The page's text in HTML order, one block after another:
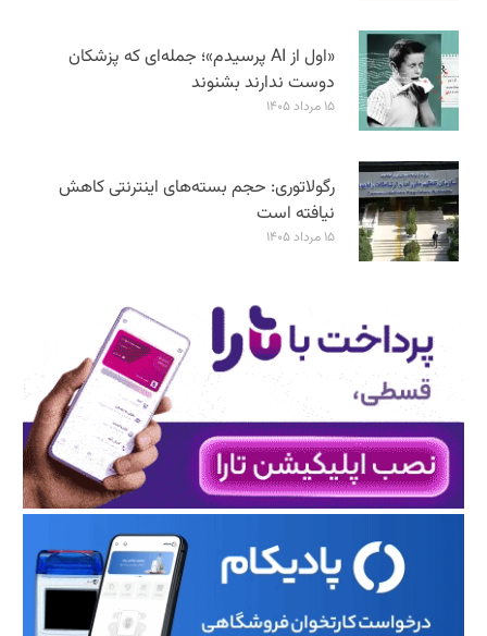
«اول از AI پرسیدم»؛ جمله‌ای که پزشکان
دوست ندارند بشنوند
۱۵ مرداد ۱۴۰۵
رگولاتوری: حجم بسته‌های اینترنتی کاهش
نیافته است
۱۵ مرداد ۱۴۰۵